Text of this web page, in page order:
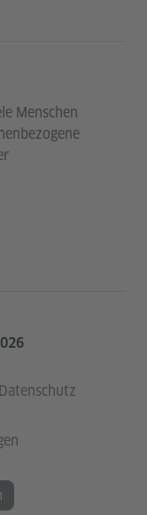
Menschen
Datenschutz